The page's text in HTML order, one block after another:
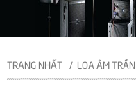
TRANG NHẤT LOA ÂM TRẦN